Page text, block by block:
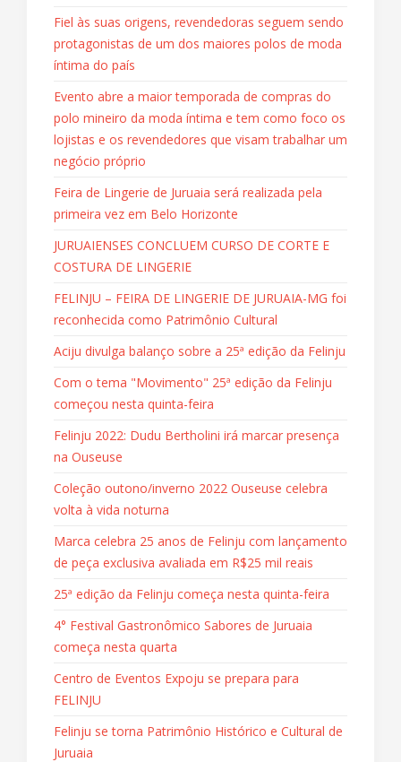
Fiel às suas origens, revendedoras seguem sendo
protagonistas de um dos maiores polos de moda
íntima do país
Evento abre a maior temporada de compras do
polo mineiro da moda íntima e tem como foco os
lojistas e os revendedores que visam trabalhar um
negócio próprio
Feira de Lingerie de Juruaia será realizada pela
primeira vez em Belo Horizonte
JURUAIENSES CONCLUEM CURSO DE CORTE E
COSTURA DE LINGERIE
FELINJU – FEIRA DE LINGERIE DE JURUAIA-MG foi
reconhecida como Patrimônio Cultural
Aciju divulga balanço sobre a 25ª edição da Felinju
Com o tema "Movimento" 25ª edição da Felinju
começou nesta quinta-feira
Felinju 2022: Dudu Bertholini irá marcar presença
na Ouseuse
Coleção outono/inverno 2022 Ouseuse celebra
volta à vida noturna
Marca celebra 25 anos de Felinju com lançamento
de peça exclusiva avaliada em R$25 mil reais
25ª edição da Felinju começa nesta quinta-feira
4° Festival Gastronômico Sabores de Juruaia
começa nesta quarta
Centro de Eventos Expoju se prepara para
FELINJU
Felinju se torna Patrimônio Histórico e Cultural de
Juruaia